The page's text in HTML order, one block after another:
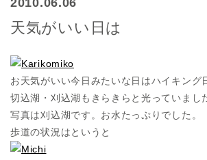
2010.06.06
天気がいい日は
お天気がいい今日みたいな日はハイキング
切込湖・刈込湖もきらきらと光っていまし
写真は刈込湖です。お水たっぷりでした。
歩道の状況はというと